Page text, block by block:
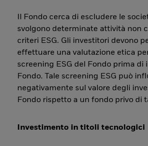
Il Fondo cerca di escludere le
svolgono determinate attività non
criteri ESG. Gli investitori devono
effettuare una valutazione etica
screening ESG del Fondo prima di
Fondo. Tale screening ESG può
negativamente sul valore degli
Fondo rispetto a un fondo privo di
Investimento in titoli tecnologici